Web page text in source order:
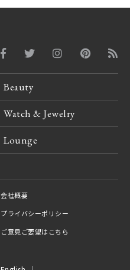
Beauty
Watch & Jewelry
Lounge
会社概要
プライバシーポリシー
ご意見ご要望はこちら